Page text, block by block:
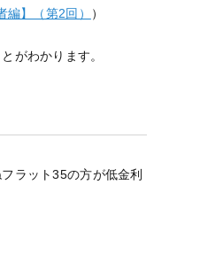
】（第2回）
）
がわかります。
ラット35の方が低金利